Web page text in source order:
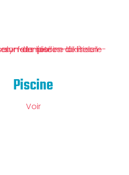
Piscine
Voir